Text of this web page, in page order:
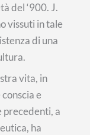
del ‘900. J.
vissuti in tale
di una
vita, in
e
precedenti, a
ha